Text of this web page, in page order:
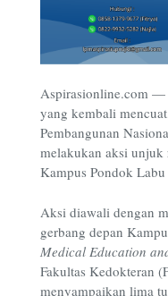
Aspirasionline.com —
yang kembali
Pembangunan
melakukan aksi unjuk
Kampus Pondok
Aksi diawali dengan
gerbang depan
Medical Education
Fakultas Kedokteran
menyampaikan lima